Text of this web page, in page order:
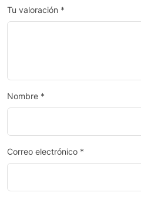
Tu valoración *
Nombre *
Correo electrónico *